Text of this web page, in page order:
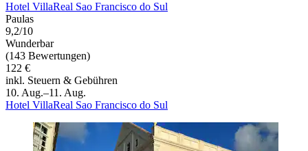
Hotel VillaReal Sao Francisco do Sul
Paulas
9,2/10
Wunderbar
(143 Bewertungen)
122 €
inkl. Steuern & Gebühren
10. Aug.–11. Aug.
Hotel VillaReal Sao Francisco do Sul